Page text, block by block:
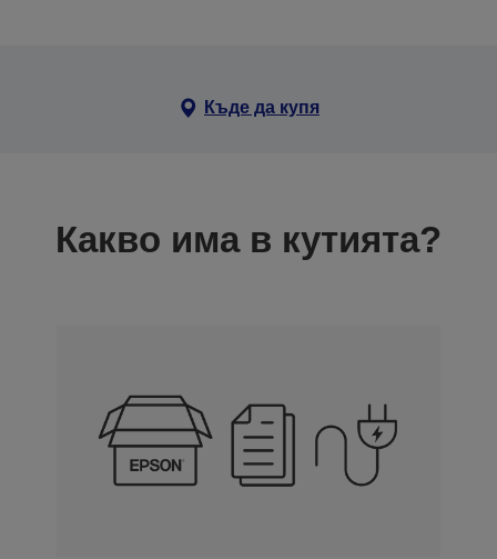
Къде да купя
Какво има в кутията?